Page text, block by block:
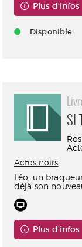
Plus d'infos
Disponible
SI
Actes noirs
Léo, un
déjà son
Plus d'infos